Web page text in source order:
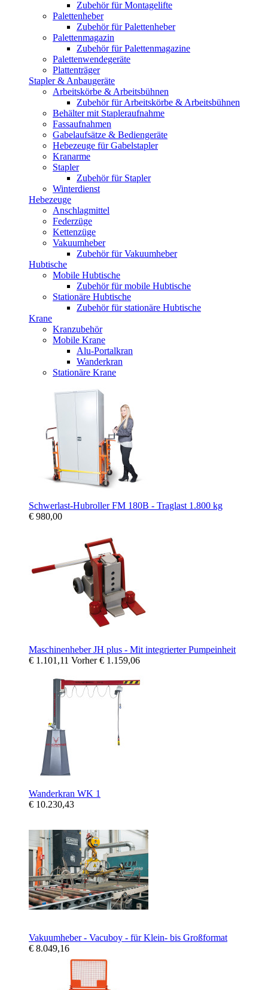
Zubehör für Montagelifte
Palettenheber
Zubehör für Palettenheber
Palettenmagazin
Zubehör für Palettenmagazine
Palettenwendegeräte
Plattenträger
Stapler & Anbaugeräte
Arbeitskörbe & Arbeitsbühnen
Zubehör für Arbeitskörbe & Arbeitsbühnen
Behälter mit Stapleraufnahme
Fassaufnahmen
Gabelaufsätze & Bediengeräte
Hebezeuge für Gabelstapler
Kranarme
Stapler
Zubehör für Stapler
Winterdienst
Hebezeuge
Anschlagmittel
Federzüge
Kettenzüge
Vakuumheber
Zubehör für Vakuumheber
Hubtische
Mobile Hubtische
Zubehör für mobile Hubtische
Stationäre Hubtische
Zubehör für stationäre Hubtische
Krane
Kranzubehör
Mobile Krane
Alu-Portalkran
Wanderkran
Stationäre Krane
Schwerlast-Hubroller FM 180B - Traglast 1.800 kg
€ 980,00
Maschinenheber JH plus - Mit integrierter Pumpeinheit
€ 1.101,11 Vorher€ 1.159,06
Wanderkran WK 1
€ 10.230,43
Vakuumheber - Vacuboy - für Klein- bis Großformat
€ 8.049,16